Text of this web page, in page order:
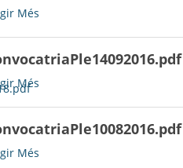
Més
Més
Més